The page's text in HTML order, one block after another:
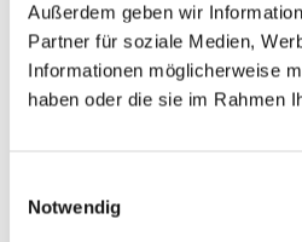
Außerdem geben wir
Partner für soziale Medien,
Informationen möglicherweise
haben oder die sie im Rahmen
Notwendig
Silikon
versch.